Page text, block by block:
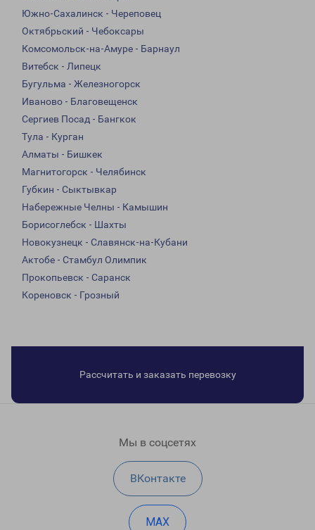
Южно-Сахалинск - Череповец
Октябрьский - Чебоксары
Комсомольск-на-Амуре - Барнаул
Витебск - Липецк
Бугульма - Железногорск
Иваново - Благовещенск
Сергиев Посад - Бангкок
Тула - Курган
Алматы - Бишкек
Магнитогорск - Челябинск
Губкин - Сыктывкар
Набережные Челны - Камышин
Борисоглебск - Шахты
Новокузнецк - Славянск-на-Кубани
Актобе - Стамбул Олимпик
Прокопьевск - Саранск
Кореновск - Грозный
Рассчитать и заказать перевозку
Мы в соцсетях
ВКонтакте
MAX